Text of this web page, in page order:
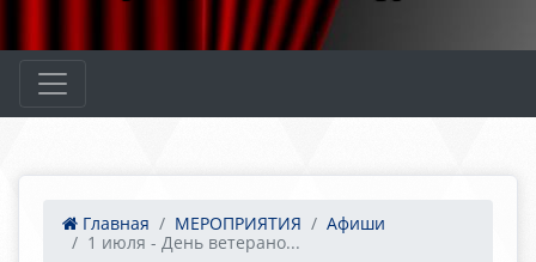
Главная МЕРОПРИЯТИЯ
Афиши
1 июля - День ветерано...